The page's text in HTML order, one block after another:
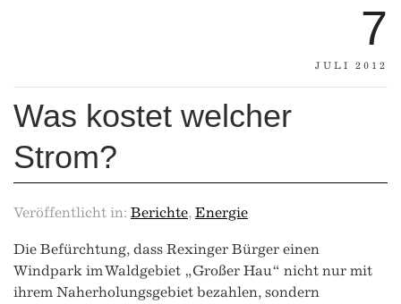
7
JULI 2012
Was kostet welcher
Strom?
Veröffentlicht in: Berichte, Energie
Die Befürchtung, dass Rexinger Bürger einen
Windpark im Waldgebiet „Großer Hau“ nicht nur mit
ihrem Naherholungsgebiet bezahlen, sondern